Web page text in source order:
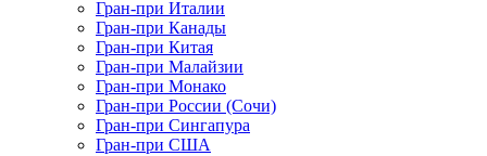
Гран-при Италии
Гран-при Канады
Гран-при Китая
Гран-при Малайзии
Гран-при Монако
Гран-при России (Сочи)
Гран-при Сингапура
Гран-при США